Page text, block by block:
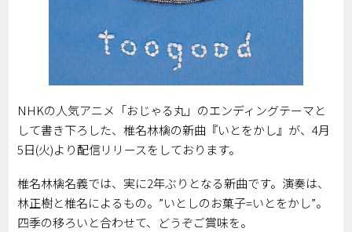
NHKの人気アニメ「おじゃる丸」のエンディングテーマと
して書き下ろした、椎名林檎の新曲『いとをかし』が、4月
5日(火)より配信リリースをしております。
椎名林檎名義では、実に2年ぶりとなる新曲です。演奏は、
林正樹と椎名によるもの。”いとしのお菓子=いとをかし”。
四季の移ろいと合わせて、どうぞご賞味を。